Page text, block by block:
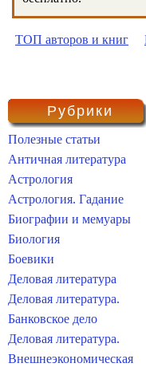
ТОП авторов и книг
Рубрики
Полезные статьи
Античная литература
Астрология
Астрология. Гадание
Биографии и мемуары
Биология
Боевики
Деловая литература
Деловая литература.
Банковское дело
Деловая литература.
Внешнеэкономическая